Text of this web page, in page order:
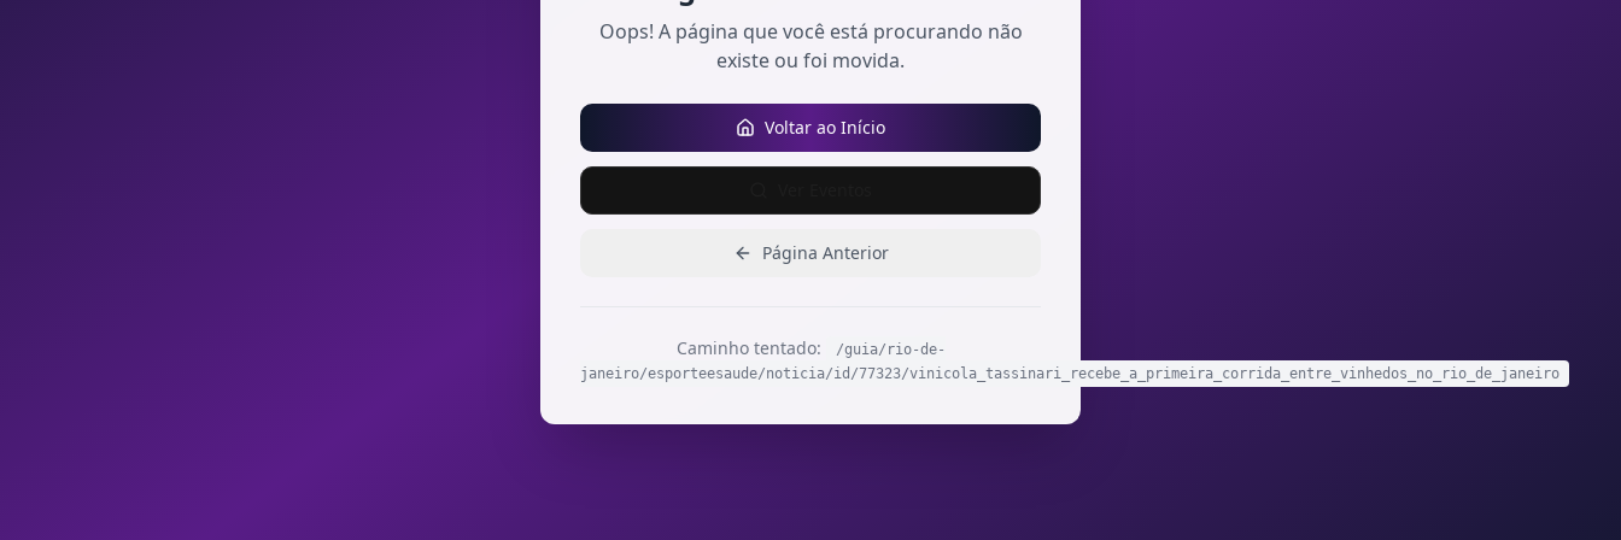
Oops! A página que você está procurando não
existe ou foi movida.
Voltar ao Início
Página Anterior
Caminho tentado:
/guia/rio-de-
janeiro/esporteesaude/noticia/id/77323/vinicola_tassinari_recebe_a_primeira_corrida_entre_vinhedos_no_rio_de_janeiro